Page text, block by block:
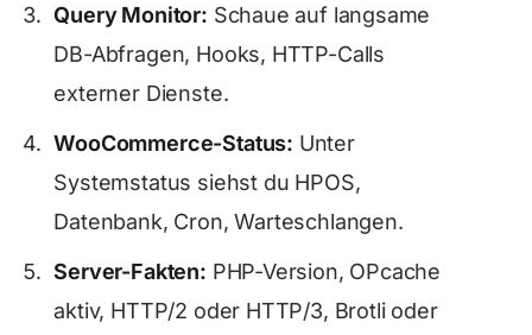
Query Monitor: Schaue auf langsame
DB-Abfragen, Hooks, HTTP-Calls
externer Dienste.
WooCommerce-Status: Unter
Systemstatus siehst du HPOS,
Datenbank, Cron, Warteschlangen.
Server-Fakten: PHP-Version, OPcache
aktiv, HTTP/2 oder HTTP/3, Brotli oder